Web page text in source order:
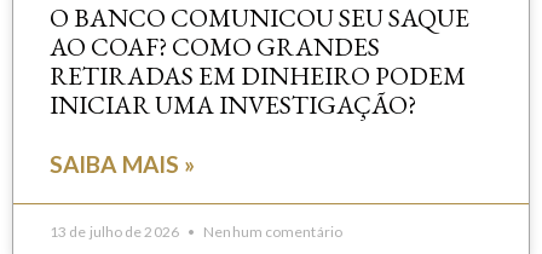
O BANCO COMUNICOU SEU SAQUE
AO COAF? COMO GRANDES
RETIRADAS EM DINHEIRO PODEM
INICIAR UMA INVESTIGAÇÃO?
SAIBA MAIS »
13 de julho de 2026 Nenhum comentário